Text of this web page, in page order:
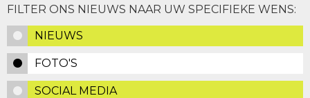
FILTER ONS NIEUWS NAAR UW SPECIFIEKE WENS:
NIEUWS
FOTO'S
SOCIAL MEDIA